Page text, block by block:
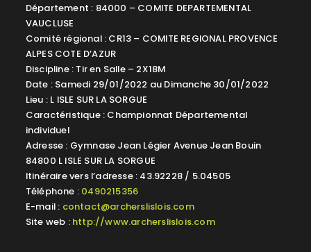
Département : 84000 – COMITE DEPARTEMENTAL
VAUCLUSE
Comité régional : CR13 – COMITE REGIONAL PROVENCE
ALPES COTE D’AZUR
Discipline : Tir en Salle – 2X18M
Date : Samedi 29/01/2022 au Dimanche 30/01/2022
Lieu : L ISLE SUR LA SORGUE
Caractéristique : Championnat Départemental
individuel
Adresse : Gymnase Jean Légier Avenue Jean Bouin
84800 L ISLE SUR LA SORGUE
Itinéraire vers l’adresse : 43.92228 / 5.04505
Téléphone : 0490215356
E-mail : contact@archerslislois.com
Site web : http://www.archerslislois.com